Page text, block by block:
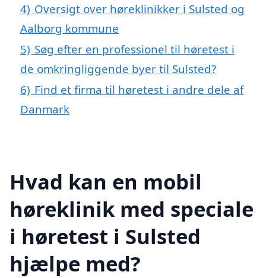
4) Oversigt over høreklinikker i Sulsted og
Aalborg kommune
5) Søg efter en professionel til høretest i
de omkringliggende byer til Sulsted?
6) Find et firma til høretest i andre dele af
Danmark
Hvad kan en mobil
høreklinik med speciale
i høretest i Sulsted
hjælpe med?